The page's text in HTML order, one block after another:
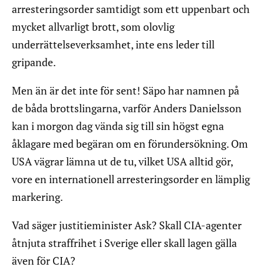
arresteringsorder samtidigt som ett uppenbart och
mycket allvarligt brott, som olovlig
underrättelseverksamhet, inte ens leder till
gripande.
Men än är det inte för sent! Säpo har namnen på
de båda brottslingarna, varför Anders Danielsson
kan i morgon dag vända sig till sin högst egna
åklagare med begäran om en förundersökning. Om
USA vägrar lämna ut de tu, vilket USA alltid gör,
vore en internationell arresteringsorder en lämplig
markering.
Vad säger justitieminister Ask? Skall CIA-agenter
åtnjuta straffrihet i Sverige eller skall lagen gälla
även för CIA?